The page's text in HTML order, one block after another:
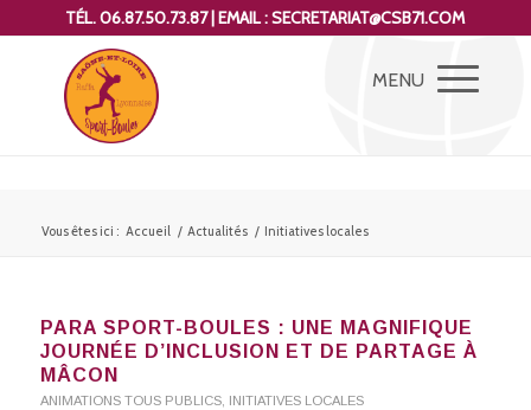
TÉL. 06.87.50.73.87 | EMAIL : SECRETARIAT@CSB71.COM
Vous êtes ici : Accueil / Actualités / Initiatives locales
PARA SPORT-BOULES : UNE MAGNIFIQUE
JOURNÉE D’INCLUSION ET DE PARTAGE À
MÂCON
ANIMATIONS TOUS PUBLICS, INITIATIVES LOCALES